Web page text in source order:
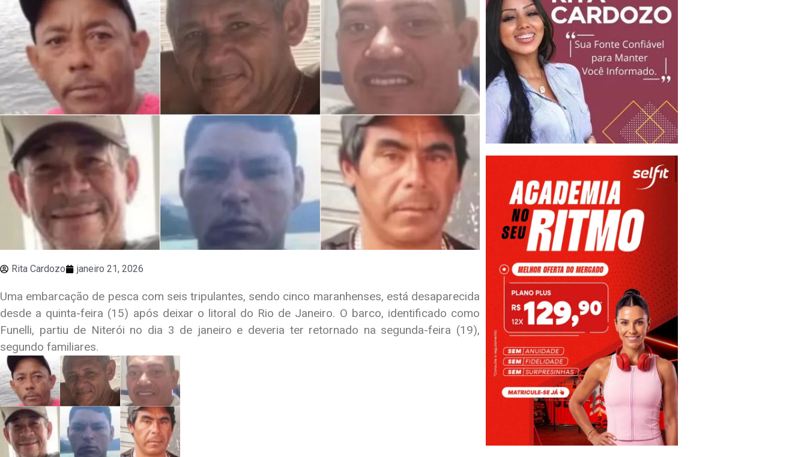
Rita Cardozo janeiro 21, 2026
Uma embarcação de pesca com seis tripulantes, sendo cinco maranhenses, está desaparecida
desde a quinta-feira (15) após deixar o litoral do Rio de Janeiro. O barco, identificado como
Funelli, partiu de Niterói no dia 3 de janeiro e deveria ter retornado na segunda-feira (19),
segundo familiares.